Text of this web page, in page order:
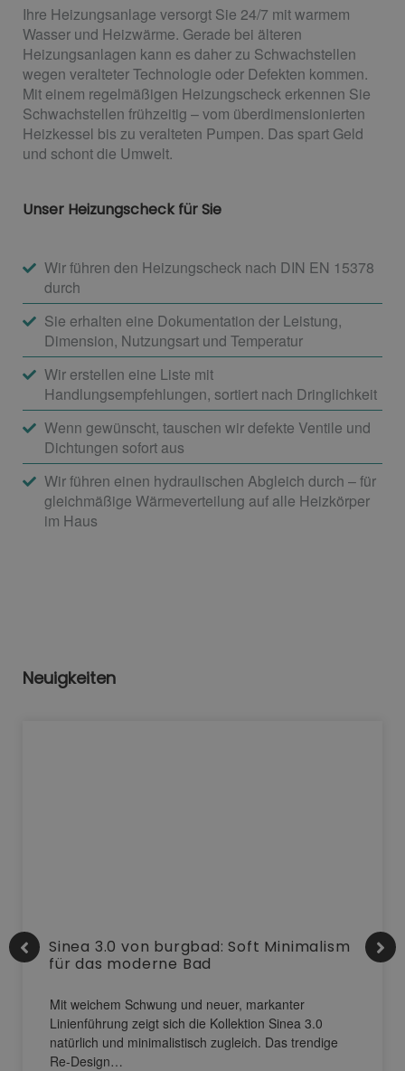
Ihre Heizungsanlage versorgt Sie 24/7 mit warmem
Wasser und Heizwärme. Gerade bei älteren
Heizungsanlagen kann es daher zu Schwachstellen
wegen veralteter Technologie oder Defekten kommen.
Mit einem regelmäßigen Heizungscheck erkennen Sie
Schwachstellen frühzeitig – vom überdimensionierten
Heizkessel bis zu veralteten Pumpen. Das spart Geld
und schont die Umwelt.
Unser Heizungscheck für Sie
Wir führen den Heizungscheck nach DIN EN 15378
durch
Sie erhalten eine Dokumentation der Leistung,
Dimension, Nutzungsart und Temperatur
Wir erstellen eine Liste mit
Handlungsempfehlungen, sortiert nach Dringlichkeit
Wenn gewünscht, tauschen wir defekte Ventile und
Dichtungen sofort aus
Wir führen einen hydraulischen Abgleich durch – für
gleichmäßige Wärmeverteilung auf alle Heizkörper
im Haus
Neuigkeiten
Sinea 3.0 von burgbad: Soft Minimalism
für das moderne Bad
Mit weichem Schwung und neuer, markanter
Linienführung zeigt sich die Kollektion Sinea 3.0
natürlich und minimalistisch zugleich. Das trendige
Re-Design…